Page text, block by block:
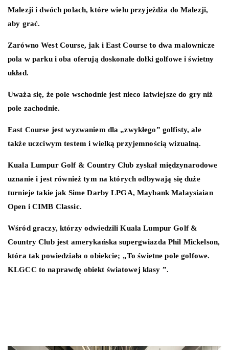
Malezji i dwóch polach, które wielu przyjeżdża do Malezji,
aby grać.
Zarówno West Course, jak i East Course to dwa malownicze
pola w parku i oba oferują doskonałe dołki golfowe i świetny
układ.
Uważa się, że pole wschodnie jest nieco łatwiejsze do gry niż
pole zachodnie.
East Course jest wyzwaniem dla „zwykłego” golfisty, ale
także uczciwym testem i wielką przyjemnością wizualną.
Kuala Lumpur Golf & Country Club zyskał międzynarodowe
uznanie i jest również tym na których odbywają się duże
turnieje takie jak Sime Darby LPGA, Maybank Malaysiaian
Open i CIMB Classic.
Wśród graczy, którzy odwiedzili Kuala Lumpur Golf &
Country Club jest amerykańska supergwiazda Phil Mickelson,
która tak powiedziała o obiekcie; „To świetne pole golfowe.
KLGCC to naprawdę obiekt światowej klasy ”.